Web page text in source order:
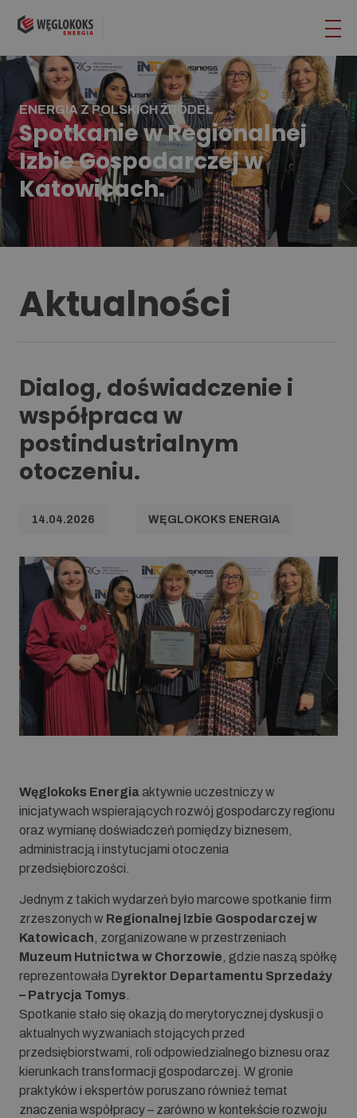
ENERGIA Z POLSKICH ŹRÓDEŁ
Spotkanie w Regionalnej
Izbie Gospodarczej w
Katowicach.
Aktualności
Dialog, doświadczenie i
współpraca w
postindustrialnym
otoczeniu.
14.04.2026 WĘGLOKOKS ENERGIA
Węglokoks Energiaaktywnie uczestniczy w
inicjatywach wspierających rozwój gospodarczy regionu
oraz wymianę doświadczeń pomiędzy biznesem,
administracją i instytucjami otoczenia
przedsiębiorczości.
Jednym z takich wydarzeń było marcowe spotkanie firm
zrzeszonych w Regionalnej Izbie Gospodarczej w
Katowicach , zorganizowane w przestrzeniach
Muzeum Hutnictwa w Chorzowie , gdzie naszą spółkę
reprezentowała Dyrektor Departamentu Sprzedaży
– Patrycja Tomys
Spotkanie stało się okazją do merytorycznej dyskusji o
aktualnych wyzwaniach stojących przed
przedsiębiorstwami, roli odpowiedzialnego biznesu oraz
kierunkach transformacji gospodarczej. W gronie
praktyków i ekspertów poruszano również temat
znaczenia współpracy – zarówno w kontekście rozwoju